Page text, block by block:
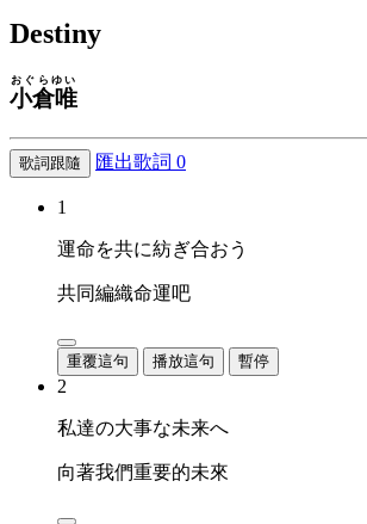
Destiny
小倉唯
おぐらゆい
歌詞跟隨 匯出歌詞 0
1
運命を共に紡ぎ合おう
共同編織命運吧
重覆這句 播放這句 暫停
2
私達の大事な未来へ
向著我們重要的未來